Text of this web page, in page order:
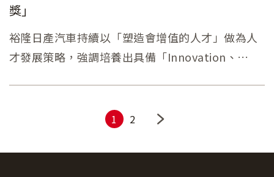
獎」
裕隆日產汽車持續以「塑造會增值的人才」做為人
才發展策略，強調培養出具備「Innovation、
亞太區人力資源管理領域具權威指標性的「2021 亞
1 2